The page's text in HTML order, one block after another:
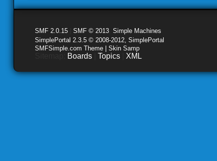
SMF 2.0.15 SMF © 2013 Simple Machines
SimplePortal 2.3.5 © 2008-2012, SimplePortal
SMFSimple.com Theme | Skin Samp
Boards Topics XML